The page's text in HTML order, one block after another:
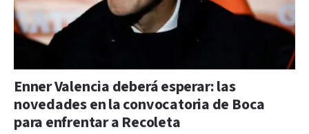
Enner Valencia deberá esperar: las
novedades en la convocatoria de Boca
para enfrentar a Recoleta